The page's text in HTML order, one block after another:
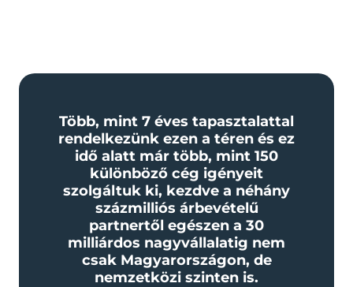
Több, mint 7 éves tapasztalattal
rendelkezünk ezen a téren és ez
idő alatt már több, mint 150
különböző cég igényeit
szolgáltuk ki, kezdve a néhány
százmilliós árbevételű
partnertől egészen a 30
milliárdos nagyvállalatig nem
csak Magyarországon, de
nemzetközi szinten is.